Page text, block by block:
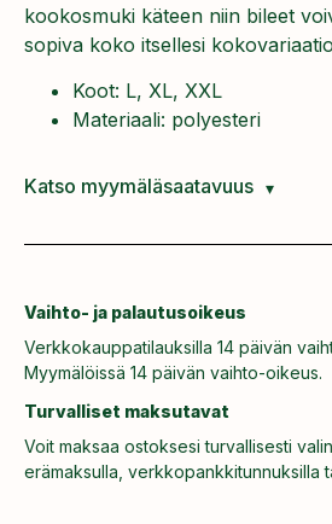
kookosmuki käteen niin bileet
sopiva koko itsellesi
Koot: L, XL, XXL
Materiaali: polyesteri
Katso myymäläsaatavuus
Vaihto- ja palautusoikeus
Verkkokauppatilauksilla 14 päivän
Myymälöissä 14 päivän vaihto-oikeus.
Turvalliset maksutavat
Voit maksaa ostoksesi turvallisesti
erämaksulla, verkkopankkitunnuksilla